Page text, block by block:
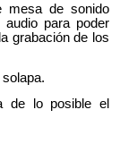
mesa de sonido
audio para poder
grabación de los
de lo posible el